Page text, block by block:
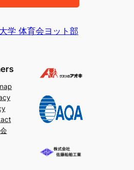
学 体育会ヨット部